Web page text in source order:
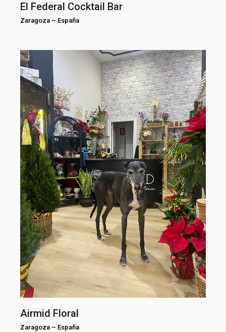
El Federal Cocktail Bar
Zaragoza – España
Airmid Floral
Zaragoza – España